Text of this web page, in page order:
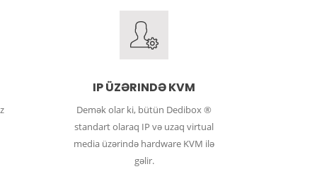
IP ÜZƏRINDƏ KVM
Demək olar ki, bütün Dedibox ®
standart olaraq IP və uzaq virtual
media üzərində hardware KVM ilə
gəlir.